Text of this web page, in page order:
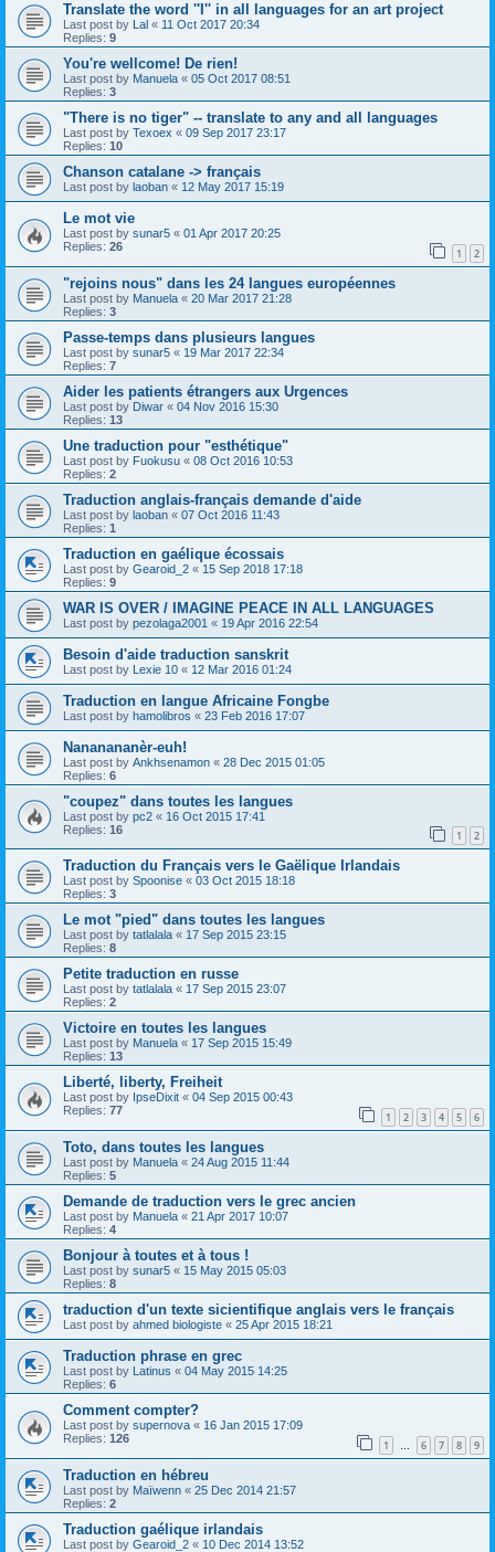
Translate the word ''I'' in all languages for an art project
Last post by Lal « 11 Oct 2017 20:34
Replies: 9
You're wellcome! De rien!
Last post by Manuela « 05 Oct 2017 08:51
Replies: 3
"There is no tiger" -- translate to any and all languages
Last post by Texoex « 09 Sep 2017 23:17
Replies: 10
Chanson catalane -> français
Last post by laoban « 12 May 2017 15:19
Le mot vie
Last post by sunar5 « 01 Apr 2017 20:25
Replies: 26 1 2
"rejoins nous" dans les 24 langues européennes
Last post by Manuela « 20 Mar 2017 21:28
Replies: 3
Passe-temps dans plusieurs langues
Last post by sunar5 « 19 Mar 2017 22:34
Replies: 7
Aider les patients étrangers aux Urgences
Last post by Diwar « 04 Nov 2016 15:30
Replies: 13
Une traduction pour "esthétique"
Last post by Fuokusu « 08 Oct 2016 10:53
Replies: 2
Traduction anglais-français demande d'aide
Last post by laoban « 07 Oct 2016 11:43
Replies: 1
Traduction en gaélique écossais
Last post by Gearoid_2 « 15 Sep 2018 17:18
Replies: 9
WAR IS OVER / IMAGINE PEACE IN ALL LANGUAGES
Last post by pezolaga2001 « 19 Apr 2016 22:54
Besoin d'aide traduction sanskrit
Last post by Lexie 10 « 12 Mar 2016 01:24
Traduction en langue Africaine Fongbe
Last post by hamolibros « 23 Feb 2016 17:07
Nananananèr-euh!
Last post by Ankhsenamon « 28 Dec 2015 01:05
Replies: 6
"coupez" dans toutes les langues
Last post by pc2 « 16 Oct 2015 17:41
Replies: 16 1 2
Traduction du Français vers le Gaëlique Irlandais
Last post by Spoonise « 03 Oct 2015 18:18
Replies: 3
Le mot "pied" dans toutes les langues
Last post by tatlalala « 17 Sep 2015 23:15
Replies: 8
Petite traduction en russe
Last post by tatlalala « 17 Sep 2015 23:07
Replies: 2
Victoire en toutes les langues
Last post by Manuela « 17 Sep 2015 15:49
Replies: 13
Liberté, liberty, Freiheit
Last post by IpseDixit « 04 Sep 2015 00:43
Replies: 77 1 2 3 4 5 6
Toto, dans toutes les langues
Last post by Manuela « 24 Aug 2015 11:44
Replies: 5
Demande de traduction vers le grec ancien
Last post by Manuela « 21 Apr 2017 10:07
Replies: 4
Bonjour à toutes et à tous !
Last post by sunar5 « 15 May 2015 05:03
Replies: 8
traduction d'un texte sicientifique anglais vers le français
Last post by ahmed biologiste « 25 Apr 2015 18:21
Traduction phrase en grec
Last post by Latinus « 04 May 2015 14:25
Replies: 6
Comment compter?
Last post by supernova « 16 Jan 2015 17:09
Replies: 126 1 … 6 7 8 9
Traduction en hébreu
Last post by Maïwenn « 25 Dec 2014 21:57
Replies: 2
Traduction gaélique irlandais
Last post by Gearoid_2 « 10 Dec 2014 13:52